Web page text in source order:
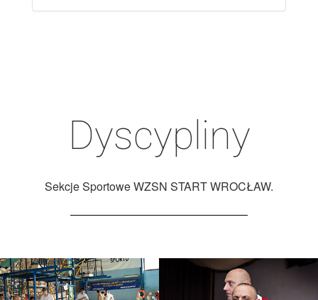
Dyscypliny
Sekcje Sportowe WZSN START WROCŁAW.